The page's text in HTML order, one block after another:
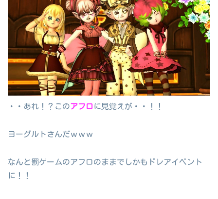
・・あれ！？このアフロに見覚えが・・！！
ヨーグルトさんだｗｗｗ
なんと罰ゲームのアフロのままでしかもドレアイベント
に！！